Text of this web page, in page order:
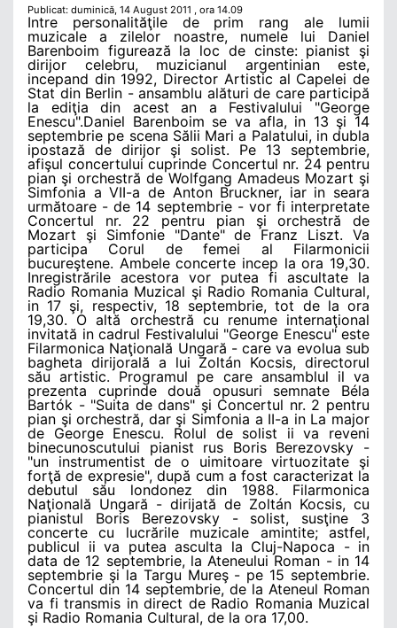
Publicat: duminică, 14 August 2011 , ora 14.09
Intre personalităţile de prim rang ale lumii
muzicale a zilelor noastre, numele lui Daniel
Barenboim figurează la loc de cinste: pianist şi
dirijor celebru, muzicianul argentinian este,
incepand din 1992, Director Artistic al Capelei de
Stat din Berlin - ansamblu alături de care participă
la ediţia din acest an a Festivalului "George
Enescu".Daniel Barenboim se va afla, in 13 şi 14
septembrie pe scena Sălii Mari a Palatului, in dubla
ipostază de dirijor şi solist. Pe 13 septembrie,
afişul concertului cuprinde Concertul nr. 24 pentru
pian şi orchestră de Wolfgang Amadeus Mozart şi
Simfonia a VII-a de Anton Bruckner, iar in seara
următoare - de 14 septembrie - vor fi interpretate
Concertul nr. 22 pentru pian şi orchestră de
Mozart şi Simfonie "Dante" de Franz Liszt. Va
participa Corul de femei al Filarmonicii
bucureştene. Ambele concerte incep la ora 19,30.
Inregistrările acestora vor putea fi ascultate la
Radio Romania Muzical şi Radio Romania Cultural,
in 17 şi, respectiv, 18 septembrie, tot de la ora
19,30. O altă orchestră cu renume internaţional
invitată in cadrul Festivalului "George Enescu" este
Filarmonica Naţională Ungară - care va evolua sub
bagheta dirijorală a lui Zoltán Kocsis, directorul
său artistic. Programul pe care ansamblul il va
prezenta cuprinde două opusuri semnate Béla
Bartók - "Suita de dans" şi Concertul nr. 2 pentru
pian şi orchestră, dar şi Simfonia a II-a in La major
de George Enescu. Rolul de solist ii va reveni
binecunoscutului pianist rus Boris Berezovsky -
"un instrumentist de o uimitoare virtuozitate şi
forţă de expresie", după cum a fost caracterizat la
debutul său londonez din 1988. Filarmonica
Naţională Ungară - dirijată de Zoltán Kocsis, cu
pianistul Boris Berezovsky - solist, susţine 3
concerte cu lucrările muzicale amintite; astfel,
publicul ii va putea asculta la Cluj-Napoca - in
data de 12 septembrie, la Ateneului Roman - in 14
septembrie şi la Targu Mureş - pe 15 septembrie.
Concertul din 14 septembrie, de la Ateneul Roman
va fi transmis in direct de Radio Romania Muzical
şi Radio Romania Cultural, de la ora 17,00.